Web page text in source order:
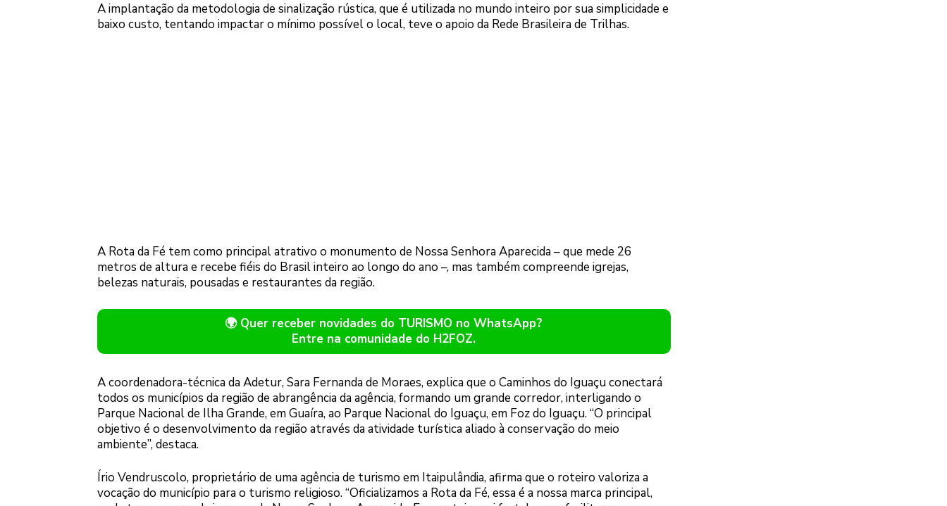
A implantação da metodologia de sinalização rústica, que é utilizada no mundo inteiro por sua simplicidade e
baixo custo, tentando impactar o mínimo possível o local, teve o apoio da Rede Brasileira de Trilhas.
A Rota da Fé tem como principal atrativo o monumento de Nossa Senhora Aparecida – que mede 26
metros de altura e recebe fiéis do Brasil inteiro ao longo do ano –, mas também compreende igrejas,
belezas naturais, pousadas e restaurantes da região.
🌍 Quer receber novidades do TURISMO no WhatsApp?
Entre na comunidade do H2FOZ.
A coordenadora-técnica da Adetur, Sara Fernanda de Moraes, explica que o Caminhos do Iguaçu conectará
todos os municípios da região de abrangência da agência, formando um grande corredor, interligando o
Parque Nacional de Ilha Grande, em Guaíra, ao Parque Nacional do Iguaçu, em Foz do Iguaçu. “O principal
objetivo é o desenvolvimento da região através da atividade turística aliado à conservação do meio
ambiente”, destaca.
Írio Vendruscolo, proprietário de uma agência de turismo em Itaipulândia, afirma que o roteiro valoriza a
vocação do município para o turismo religioso. “Oficializamos a Rota da Fé, essa é a nossa marca principal,